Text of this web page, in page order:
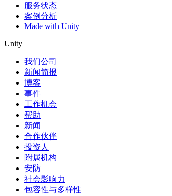
服务状态
案例分析
Made with Unity
Unity
我们公司
新闻简报
博客
事件
工作机会
帮助
新闻
合作伙伴
投资人
附属机构
安防
社会影响力
包容性与多样性